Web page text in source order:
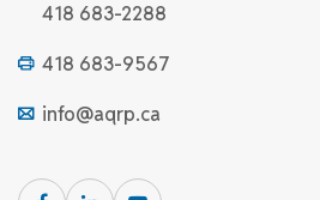
418 683-2288
418 683-9567
info@aqrp.ca